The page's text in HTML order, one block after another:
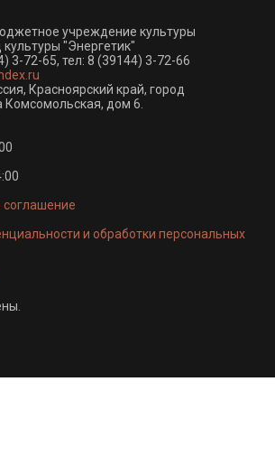
учреждение культуры
"Энергетик"
3-72-65, тел: 8 (39144) 3-72-66
Красноярский край, город
Комсомольская, дом 6.
соглашение
и обработки персональных